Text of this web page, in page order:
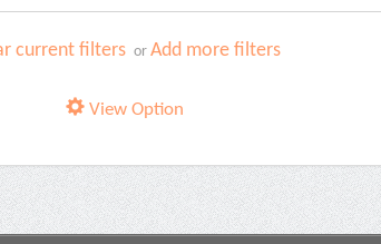
current filters orAdd more filters
View Option